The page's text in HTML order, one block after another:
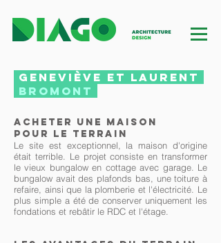
GENEVIÈVE ET LAURENT
BROMONT
acheter une maison
pour le terrain
Le site est exceptionnel, la maison d'origine
était terrible. Le projet consiste en transformer
le vieux bungalow en cottage avec garage. Le
bungalow avait des plafonds bas, une toiture à
refaire, ainsi que la plomberie et l'électricité. Le
plus simple a été de conserver uniquement les
fondations et rebâtir le RDC et l'étage.